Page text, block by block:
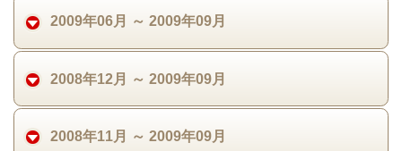
2009年06月 ～ 2009年09月
2008年12月 ～ 2009年09月
2008年11月 ～ 2009年09月